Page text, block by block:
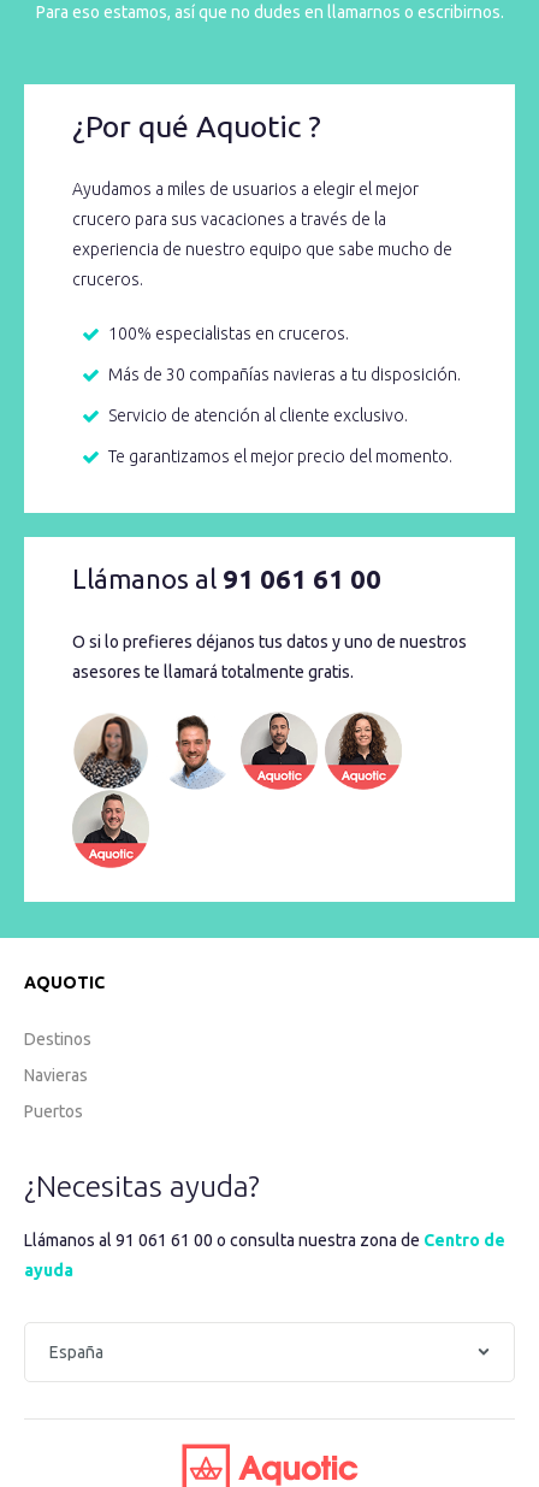
Para eso estamos, así que no dudes en llamarnos o escribirnos.
¿Por qué Aquotic ?
Ayudamos a miles de usuarios a elegir el mejor
crucero para sus vacaciones a través de la
experiencia de nuestro equipo que sabe mucho de
cruceros.
100% especialistas en cruceros.
Más de 30 compañías navieras a tu disposición.
Servicio de atención al cliente exclusivo.
Te garantizamos el mejor precio del momento.
Llámanos al 91 061 61 00
O si lo prefieres déjanos tus datos y uno de nuestros
asesores te llamará totalmente gratis.
AQUOTIC
Destinos
Navieras
Puertos
¿Necesitas ayuda?
Llámanos al 91 061 61 00 o consulta nuestra zona de Centro de
ayuda